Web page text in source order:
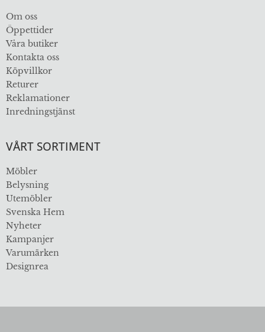
Om oss
Öppettider
Våra butiker
Kontakta oss
Köpvillkor
Returer
Reklamationer
Inredningstjänst
VÅRT SORTIMENT
Möbler
Belysning
Utemöbler
Svenska Hem
Nyheter
Kampanjer
Varumärken
Designrea